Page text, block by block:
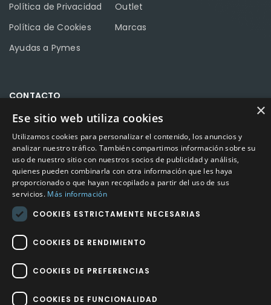
Política de Privacidad
Política de Cookies
Ayudas a Pymes
Outlet
Marcas
CONTACTO
Calle Méndez Núñez nº3 – Fuente Palmera 14120 Córdoba
Teléfono957 04 96 57
Emailinfo@factory-sport.es
HORARIO COMERCIAL
Lunes a viernes
×
Ese sitio web utiliza cookies
Utilizamos cookies para personalizar el contenido, los anuncios y
analizar nuestro tráfico. También compartimos información sobre su
uso de nuestro sitio con nuestros socios de publicidad y análisis,
quienes pueden combinarla con otra información que les haya
proporcionado o que hayan recopilado a partir del uso de sus
servicios. Más información
COOKIES ESTRICTAMENTE NECESARIAS
COOKIES DE RENDIMIENTO
COOKIES DE PREFERENCIAS
COOKIES DE FUNCIONALIDAD